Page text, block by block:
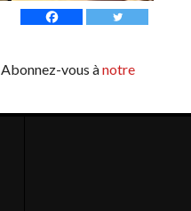
Abonnez-vous ànotre